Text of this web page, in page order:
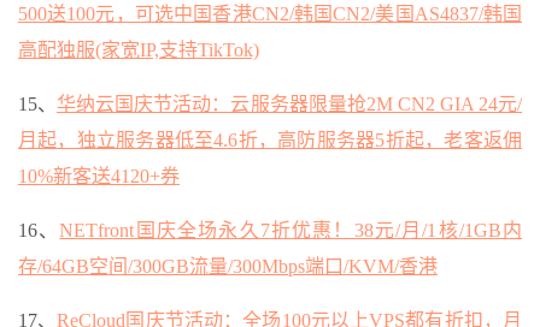
500送100元，可选中国香港CN2/韩国CN2/美国AS4837/韩国
高配独服(家宽IP,支持TikTok)
15、华纳云国庆节活动：云服务器限量抢2M CN2 GIA 24元/
月起，独立服务器低至4.6折，高防服务器5折起，老客返佣
10%新客送4120+券
16、NETfront国庆全场永久7折优惠！38元/月/1核/1GB内
存/64GB空间/300GB流量/300Mbps端口/KVM/香港
17、ReCloud国庆节活动：全场100元以上VPS都有折扣，月